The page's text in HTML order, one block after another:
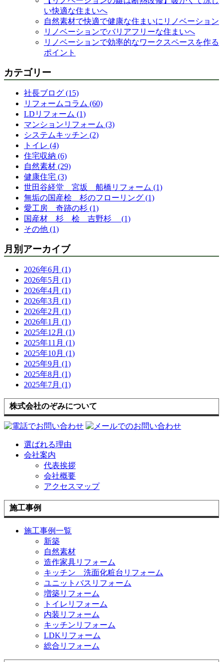
い快適な住まいへ
自然素材で快適で健康な住まいにリノベーション
リノベーションでバリアフリーな住まいへ
リノベーションで効率的なワークスペースを作る
ポイント
カテゴリー
社長ブログ (15)
リフォームコラム (60)
LDリフォーム (1)
マンションリフォーム (3)
システムキッチン (2)
トイレ (4)
住宅収納 (6)
自然素材 (29)
健康住宅 (3)
世田谷経堂 宮坂 船橋リフォーム (1)
無垢の国産桧 杉のフローリング (1)
愛工房 奇跡の杉 (1)
国産材 杉 桧 吉野杉 (1)
その他 (1)
月別アーカイブ
2026年6月 (1)
2026年5月 (1)
2026年4月 (1)
2026年3月 (1)
2026年2月 (1)
2026年1月 (1)
2025年12月 (1)
2025年11月 (1)
2025年10月 (1)
2025年9月 (1)
2025年8月 (1)
2025年7月 (1)
株式会社のぞみについて
選ばれる理由
会社案内
代表挨拶
会社概要
アクセスマップ
施工事例
施工事例一覧
新築
自然素材
造作家具リフォーム
キッチン 洗面化粧台リフォーム
ユニットバスリフォーム
増築リフォーム
トイレリフォーム
内装リフォーム
キッチンリフォーム
LDKリフォーム
総合リフォーム